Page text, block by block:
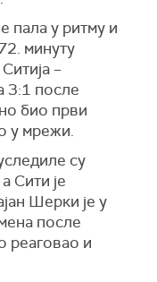
пала у ритму и
минуту
–
3:1 после
био први
у мрежи.
су
Сити је
Шерки је у
после
реаговао и